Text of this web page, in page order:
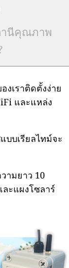
านีคุณภาพ
งเราติดตั้งง่าย
และแหล่ง
บบเรียลไทม์จะ
ามยาว 10
ะแผงโซลาร์